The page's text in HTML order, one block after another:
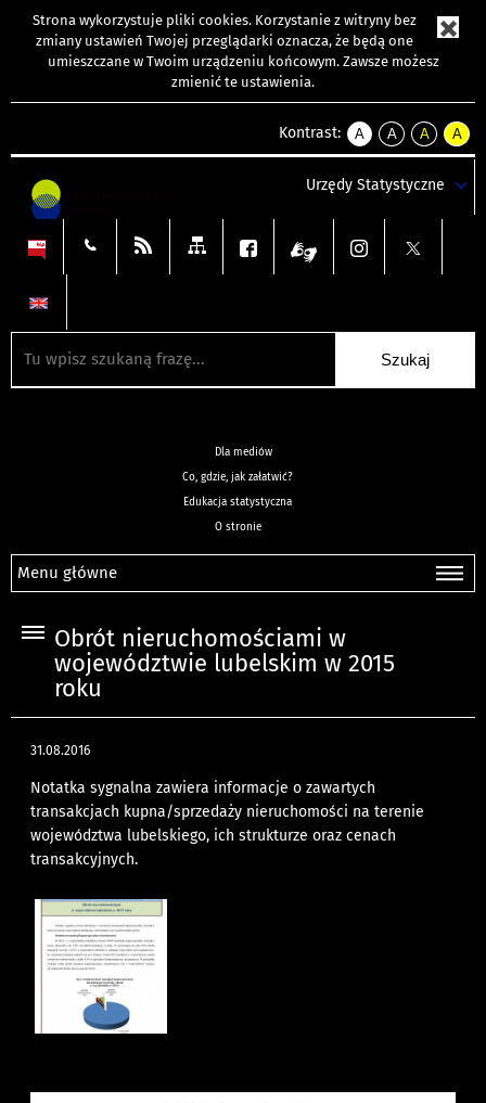
Strona wykorzystuje pliki cookies. Korzystanie z witryny bez
zmiany ustawień Twojej przeglądarki oznacza, że będą one
umieszczane w Twoim urządzeniu końcowym. Zawsze możesz
zmienić te ustawienia.
Kontrast:
A
kontrast
A
kontrast
tekst
czarnym
A
kontrast
tekst
czarnym
A
tekst
żółtym
Urzędy Statystyczne
Dla mediów
Co, gdzie, jak załatwić?
Edukacja statystyczna
O stronie
Menu główne
Obrót nieruchomościami w
województwie lubelskim w 2015
roku
31.08.2016
Notatka sygnalna zawiera informacje o zawartych
transakcjach kupna/sprzedaży nieruchomości na terenie
województwa lubelskiego, ich strukturze oraz cenach
transakcyjnych.